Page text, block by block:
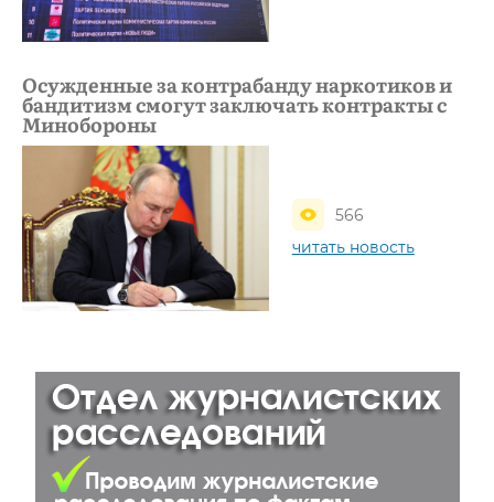
Осужденные за контрабанду наркотиков и
бандитизм смогут заключать контракты с
Минобороны
566
читать новость